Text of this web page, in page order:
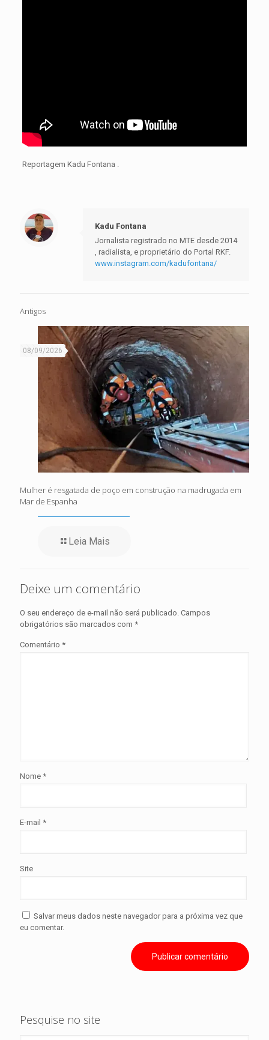
Reportagem Kadu Fontana .
Kadu Fontana
Jornalista registrado no MTE desde 2014
, radialista, e proprietário do Portal RKF.
www.instagram.com/kadufontana/
Antigos
08/09/2026
Mulher é resgatada de poço em construção na madrugada em
Mar de Espanha
Leia Mais
Deixe um comentário
O seu endereço de e-mail não será publicado. Campos
obrigatórios são marcados com *
Comentário *
Nome *
E-mail *
Site
Salvar meus dados neste navegador para a próxima vez que
eu comentar.
Pesquise no site